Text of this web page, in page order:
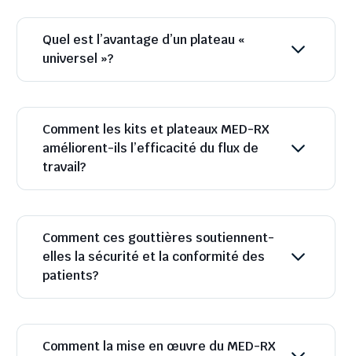
Quel est l’avantage d’un plateau «
universel »?
Comment les kits et plateaux MED-RX
améliorent-ils l’efficacité du flux de
travail?
Comment ces gouttières soutiennent-
elles la sécurité et la conformité des
patients?
Comment la mise en œuvre du MED-RX